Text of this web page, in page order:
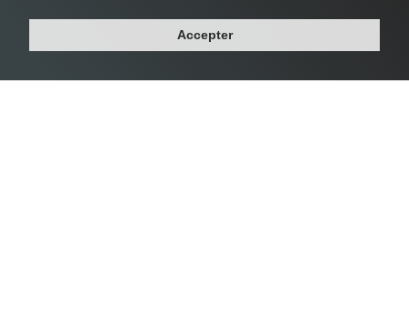
Accepter